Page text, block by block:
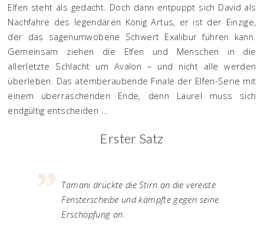
Elfen steht als gedacht. Doch dann entpuppt sich David als
Nachfahre des legendären König Artus, er ist der Einzige,
der das sagenumwobene Schwert Exalibur führen kann.
Gemeinsam ziehen die Elfen und Menschen in die
allerletzte Schlacht um Avalon – und nicht alle werden
überleben. Das atemberaubende Finale der Elfen-Serie mit
einem überraschenden Ende, denn Laurel muss sich
endgültig entscheiden …
Erster Satz
Tamani drückte die Stirn an die vereiste
Fensterscheibe und kämpfte gegen seine
Erschöpfung an.